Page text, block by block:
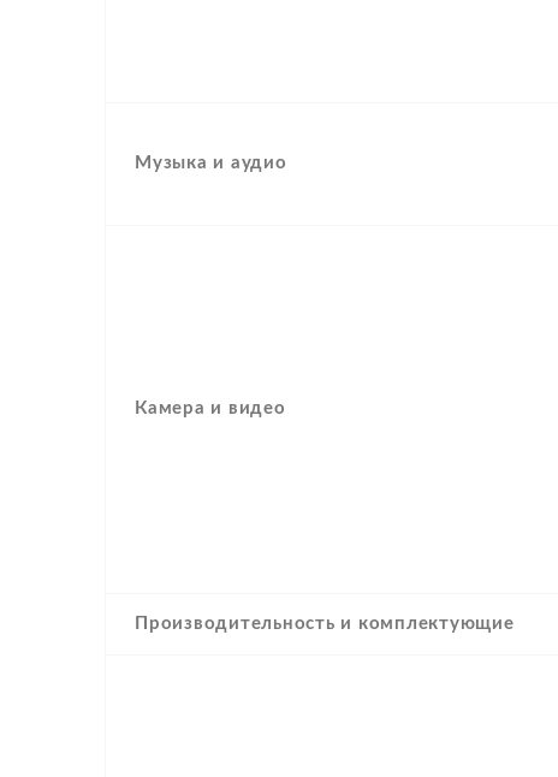
Музыка и аудио
Камера и видео
Производительность и комплектующие